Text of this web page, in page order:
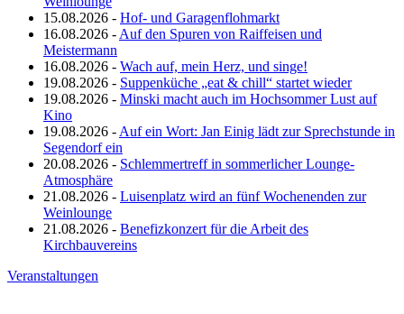
15.08.2026 - Hof- und Garagenflohmarkt
16.08.2026 - Auf den Spuren von Raiffeisen und
Meistermann
16.08.2026 - Wach auf, mein Herz, und singe!
19.08.2026 - Suppenküche „eat & chill“ startet wieder
19.08.2026 - Minski macht auch im Hochsommer Lust auf
Kino
19.08.2026 - Auf ein Wort: Jan Einig lädt zur Sprechstunde in
Segendorf ein
20.08.2026 - Schlemmertreff in sommerlicher Lounge-
Atmosphäre
21.08.2026 - Luisenplatz wird an fünf Wochenenden zur
Weinlounge
21.08.2026 - Benefizkonzert für die Arbeit des
Kirchbauvereins
Veranstaltungen